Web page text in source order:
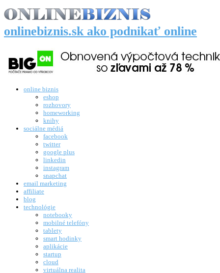
onlinebiznis.sk ako podnikať online
online biznis
eshop
rozhovory
homeworking
knihy
sociálne médiá
facebook
twitter
google plus
linkedin
instagram
snapchat
email marketing
affiliate
blog
technológie
notebooky
mobilné telefóny
tablety
smart hodinky
aplikácie
startup
cloud
virtuálna realita